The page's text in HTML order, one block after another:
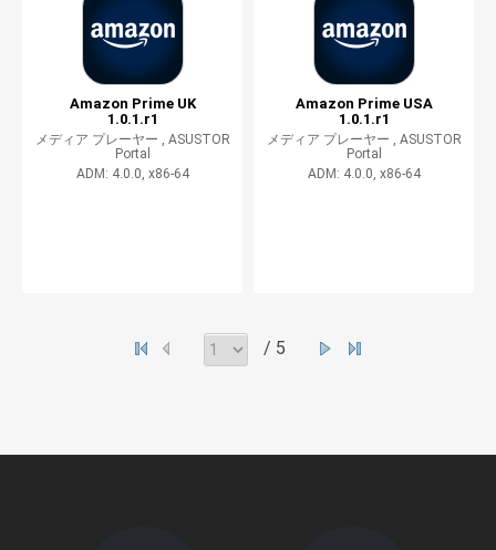
Amazon Prime UK
1.0.1.r1
メディア プレーヤー , ASUSTOR
Portal
ADM: 4.0.0, x86-64
Amazon Prime USA
1.0.1.r1
メディア プレーヤー , ASUSTOR
Portal
ADM: 4.0.0, x86-64
/ 5